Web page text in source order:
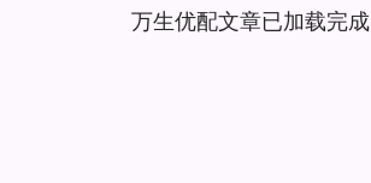
万生优配文章已加载完成